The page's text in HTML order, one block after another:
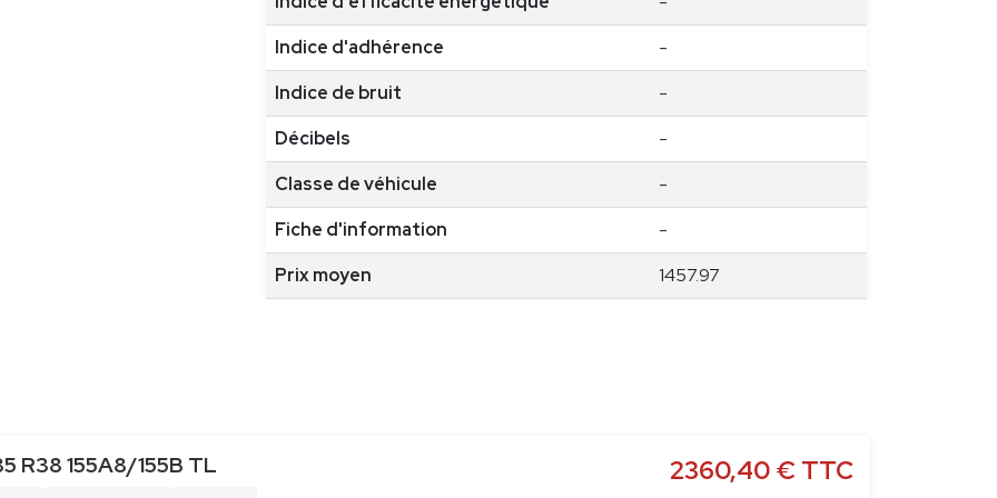
Indice d'adhérence
-
Indice de bruit
-
Décibels
-
Classe de véhicule
-
Fiche d'information
-
Prix moyen
1457.97
R38 155A8/155B TL 2360,40 € TTC